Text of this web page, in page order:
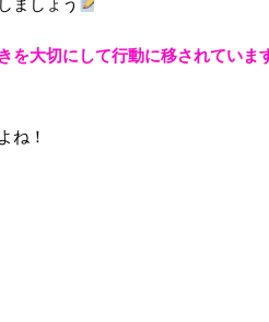
を大切にして行動に移されていま
ね！